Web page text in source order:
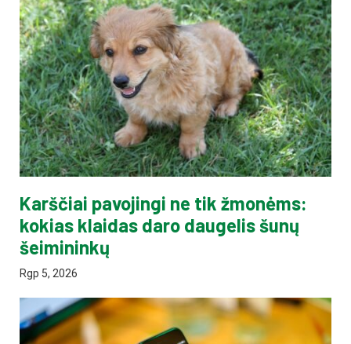
Karščiai pavojingi ne tik žmonėms:
kokias klaidas daro daugelis šunų
šeimininkų
Rgp 5, 2026